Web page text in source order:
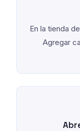
En la tienda
Agregar